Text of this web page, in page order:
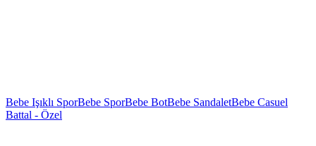
Bebe Işıklı SporBebe SporBebe BotBebe SandaletBebe Casuel
Battal - Özel